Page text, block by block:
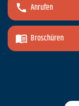
Anrufen
Broschüren